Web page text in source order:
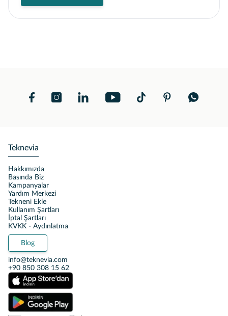
Teknevia
Hakkımızda
Basında Biz
Kampanyalar
Yardım Merkezi
Tekneni Ekle
Kullanım Şartları
İptal Şartları
KVKK - Aydınlatma
Blog
info@teknevia.com
+90 850 308 15 62